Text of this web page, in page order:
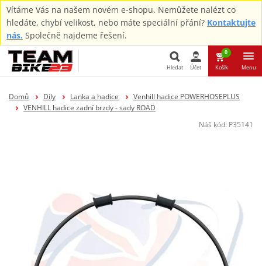
Vítáme Vás na našem novém e-shopu. Nemůžete nalézt co
hledáte, chybí velikost, nebo máte speciální přání? Kontaktujte
nás. Společně najdeme řešení.
Hledat
Hledat Účet
0
Košík Menu
Domů Díly Lanka a hadice
Venhill hadice POWERHOSEPLUS
VENHILL hadice zadní brzdy - sady ROAD
Náš kód: P35141